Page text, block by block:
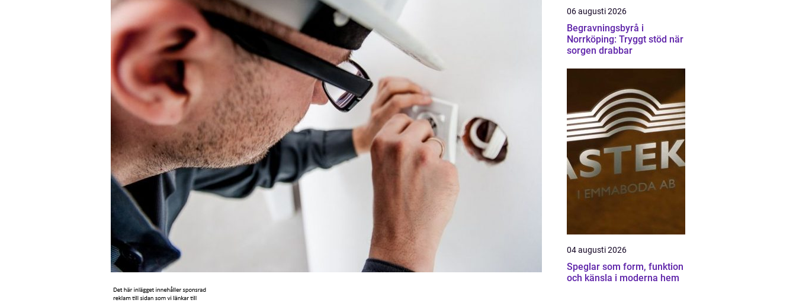
06 augusti 2026
Begravningsbyrå i
Norrköping: Tryggt stöd när
sorgen drabbar
04 augusti 2026
Speglar som form, funktion
och känsla i moderna hem